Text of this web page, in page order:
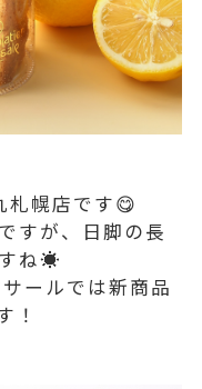
札幌店です😋
すが、日脚の長
ね☀️
ールでは新商品
！